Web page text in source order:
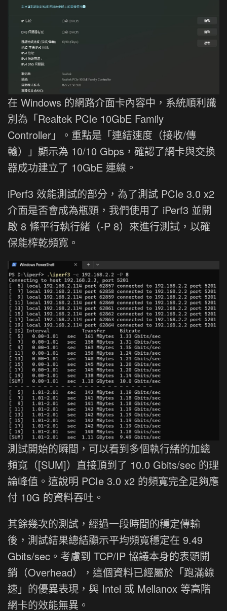
在 Windows 的網路介面卡內容中，系統順利識
別為「Realtek PCIe 10GbE Family
Controller」。重點是「連結速度（接收/傳
輸）」顯示為 10/10 Gbps，確認了網卡與交換
器成功建立了 10GbE 連線。
iPerf3 效能測試的部分，為了測試 PCIe 3.0 x2
介面是否會成為瓶頸，我們使用了 iPerf3 並開
啟 8 條平行執行緒（-P 8）來進行測試，以確
保能榨乾頻寬。
測試開始的瞬間，可以看到多個執行緒的加總
頻寬（[SUM]）直接頂到了 10.0 Gbits/sec 的理
論峰值。這說明 PCIe 3.0 x2 的頻寬完全足夠應
付 10G 的資料吞吐。
其餘幾次的測試，經過一段時間的穩定傳輸
後，測試結果總結顯示平均頻寬穩定在 9.49
Gbits/sec。考慮到 TCP/IP 協議本身的表頭開
銷（Overhead），這個資料已經屬於「跑滿線
速」的優異表現，與 Intel 或 Mellanox 等高階
網卡的效能無異。